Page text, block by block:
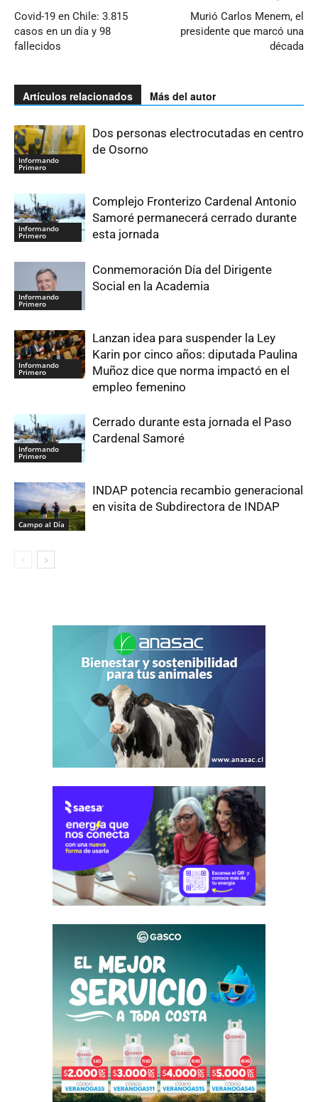
Covid-19 en Chile: 3.815
casos en un día y 98
fallecidos
Murió Carlos Menem, el
presidente que marcó una
década
Artículos relacionados Más del autor
Informando
Primero
Dos personas electrocutadas en centro
de Osorno
Informando
Primero
Complejo Fronterizo Cardenal Antonio
Samoré permanecerá cerrado durante
esta jornada
Informando
Primero
Conmemoración Día del Dirigente
Social en la Academia
Informando
Primero
Lanzan idea para suspender la Ley
Karin por cinco años: diputada Paulina
Muñoz dice que norma impactó en el
empleo femenino
Informando
Primero
Cerrado durante esta jornada el Paso
Cardenal Samoré
Campo al Día
INDAP potencia recambio generacional
en visita de Subdirectora de INDAP